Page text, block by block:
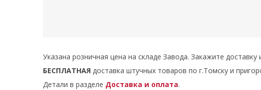
Указана розничная цена на складе Завода. Закажите доставку
БЕСПЛАТНАЯ доставка штучных товаров по г.Томску и
Детали в разделе Доставка и оплата.